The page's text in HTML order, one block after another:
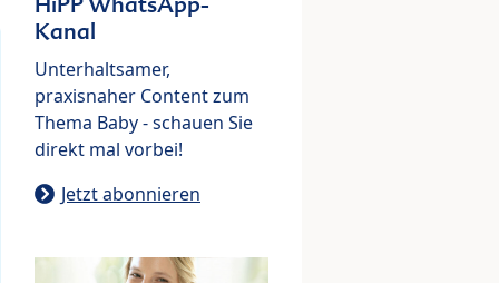
Kanal
Unterhaltsamer,
praxisnaher Content zum
Thema Baby - schauen Sie
direkt mal vorbei!
Jetzt abonnieren